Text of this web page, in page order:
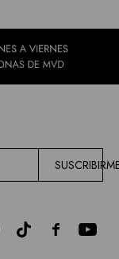
